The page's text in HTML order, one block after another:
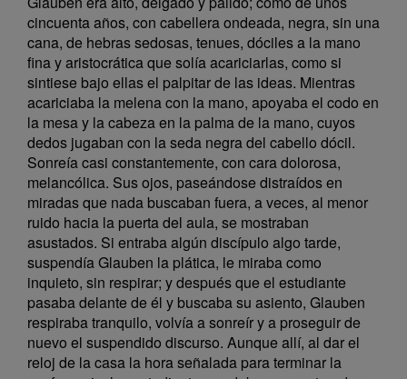
cincuenta años, con cabellera ondeada, negra, sin una
cana, de hebras sedosas, tenues, dóciles a la mano
fina y aristocrática que solía acariciarlas, como si
sintiese bajo ellas el palpitar de las ideas. Mientras
acariciaba la melena con la mano, apoyaba el codo en
la mesa y la cabeza en la palma de la mano, cuyos
dedos jugaban con la seda negra del cabello dócil.
Sonreía casi constantemente, con cara dolorosa,
melancólica. Sus ojos, paseándose distraídos en
miradas que nada buscaban fuera, a veces, al menor
ruido hacia la puerta del aula, se mostraban
asustados. Si entraba algún discípulo algo tarde,
suspendía Glauben la plática, le miraba como
inquieto, sin respirar; y después que el estudiante
pasaba delante de él y buscaba su asiento, Glauben
respiraba tranquilo, volvía a sonreír y a proseguir de
nuevo el suspendido discurso. Aunque allí, al dar el
reloj de la casa la hora señalada para terminar la